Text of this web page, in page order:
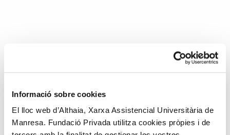
Informació sobre cookies
El lloc web d’Althaia, Xarxa Assistencial Universitària de
Manresa. Fundació Privada utilitza cookies pròpies i de
for